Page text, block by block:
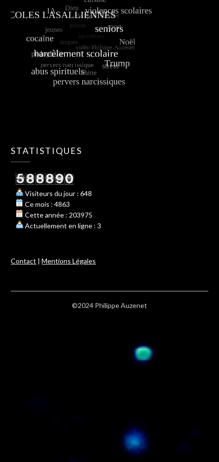
STATISTIQUES
Visiteurs du jour : 648
Ce mois : 4863
Cette année : 203975
Actuellement en ligne : 3
Contact |Mentions Légales
©2024 Philippe Auzenet